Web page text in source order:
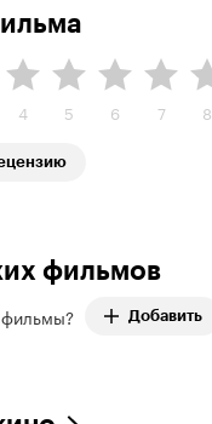
4 5 6 7 8
фильмов
Добавить